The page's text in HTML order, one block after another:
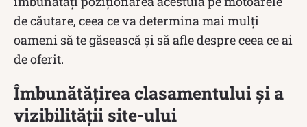
de căutare, ceea ce va determina mai mulți
oameni să te găsească și să afle despre ceea ce ai
de oferit.
Îmbunătățirea clasamentului și a
vizibilității site-ului